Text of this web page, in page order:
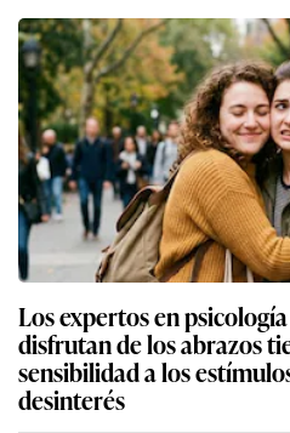
Los expertos en
disfrutan de los abrazos
sensibilidad a los
desinterés